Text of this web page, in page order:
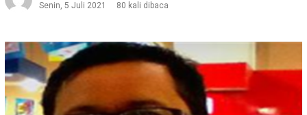
Senin, 5 Juli 2021
80 kali dibaca